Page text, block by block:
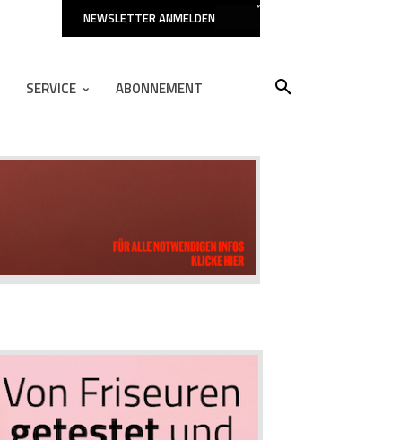
NEWSLETTER ANMELDEN
SERVICE ABONNEMENT